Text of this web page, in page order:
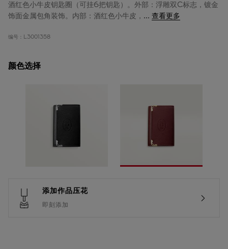
酒红色小牛皮钥匙圈（可挂6把钥匙）。外部：浮雕双C标志，镀金
饰面金属包角装饰。内部：酒红色小牛皮， ... 查看更多
编号： L3001358
颜色选择
添加作品压花
即刻添加